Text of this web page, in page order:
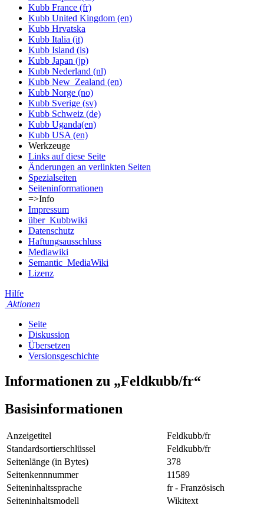
Kubb France (fr)
Kubb United Kingdom (en)
Kubb Hrvatska
Kubb Italia (it)
Kubb Island (is)
Kubb Japan (jp)
Kubb Nederland (nl)
Kubb New_Zealand (en)
Kubb Norge (no)
Kubb Sverige (sv)
Kubb Schweiz (de)
Kubb Uganda(en)
Kubb USA (en)
Werkzeuge
Links auf diese Seite
Änderungen an verlinkten Seiten
Spezialseiten
Seiten­informationen
=>Info
Impressum
über_Kubbwiki
Datenschutz
Haftungsausschluss
Mediawiki
Semantic_MediaWiki
Lizenz
Hilfe
Aktionen
Seite
Diskussion
Übersetzen
Versionsgeschichte
Informationen zu „Feldkubb/fr“
Basisinformationen
Anzeigetitel
Feldkubb/fr
Standardsortierschlüssel
Feldkubb/fr
Seitenlänge (in Bytes)
378
Seitenkennnummer
11589
Seiteninhaltssprache
fr - Französisch
Seiteninhaltsmodell
Wikitext